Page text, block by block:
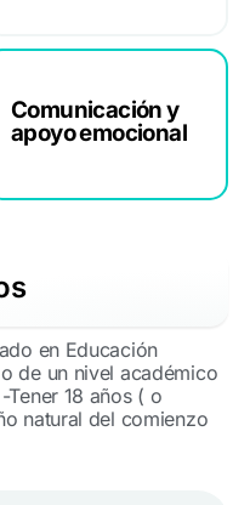
Comunicación y
apoyo emocional
en Educación
de un nivel académico
18 años ( o
natural del comienzo